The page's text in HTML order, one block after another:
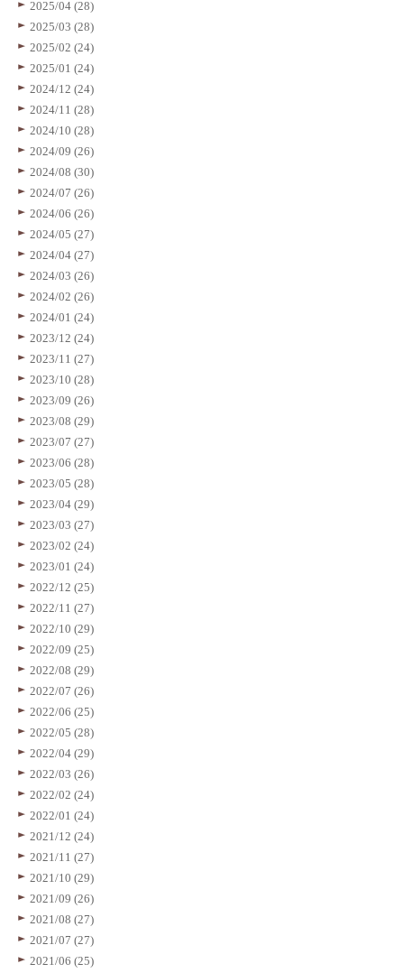
2025/04 (28)
2025/03 (28)
2025/02 (24)
2025/01 (24)
2024/12 (24)
2024/11 (28)
2024/10 (28)
2024/09 (26)
2024/08 (30)
2024/07 (26)
2024/06 (26)
2024/05 (27)
2024/04 (27)
2024/03 (26)
2024/02 (26)
2024/01 (24)
2023/12 (24)
2023/11 (27)
2023/10 (28)
2023/09 (26)
2023/08 (29)
2023/07 (27)
2023/06 (28)
2023/05 (28)
2023/04 (29)
2023/03 (27)
2023/02 (24)
2023/01 (24)
2022/12 (25)
2022/11 (27)
2022/10 (29)
2022/09 (25)
2022/08 (29)
2022/07 (26)
2022/06 (25)
2022/05 (28)
2022/04 (29)
2022/03 (26)
2022/02 (24)
2022/01 (24)
2021/12 (24)
2021/11 (27)
2021/10 (29)
2021/09 (26)
2021/08 (27)
2021/07 (27)
2021/06 (25)